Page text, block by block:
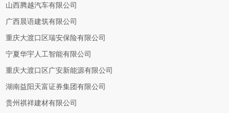
山西腾越汽车有限公司
广西晨语建筑有限公司
重庆大渡口区瑞安保险有限公司
宁夏华宇人工智能有限公司
重庆大渡口区广安新能源有限公司
湖南益阳天富证券集团有限公司
贵州祺祥建材有限公司